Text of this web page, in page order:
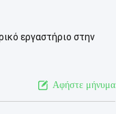
εργαστήριο στην
Αφήστε μήνυμα